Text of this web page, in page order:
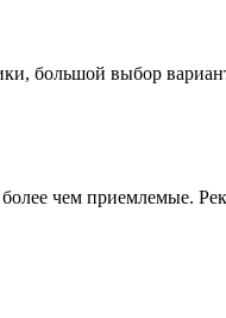
большой выбор
чем приемлемые.